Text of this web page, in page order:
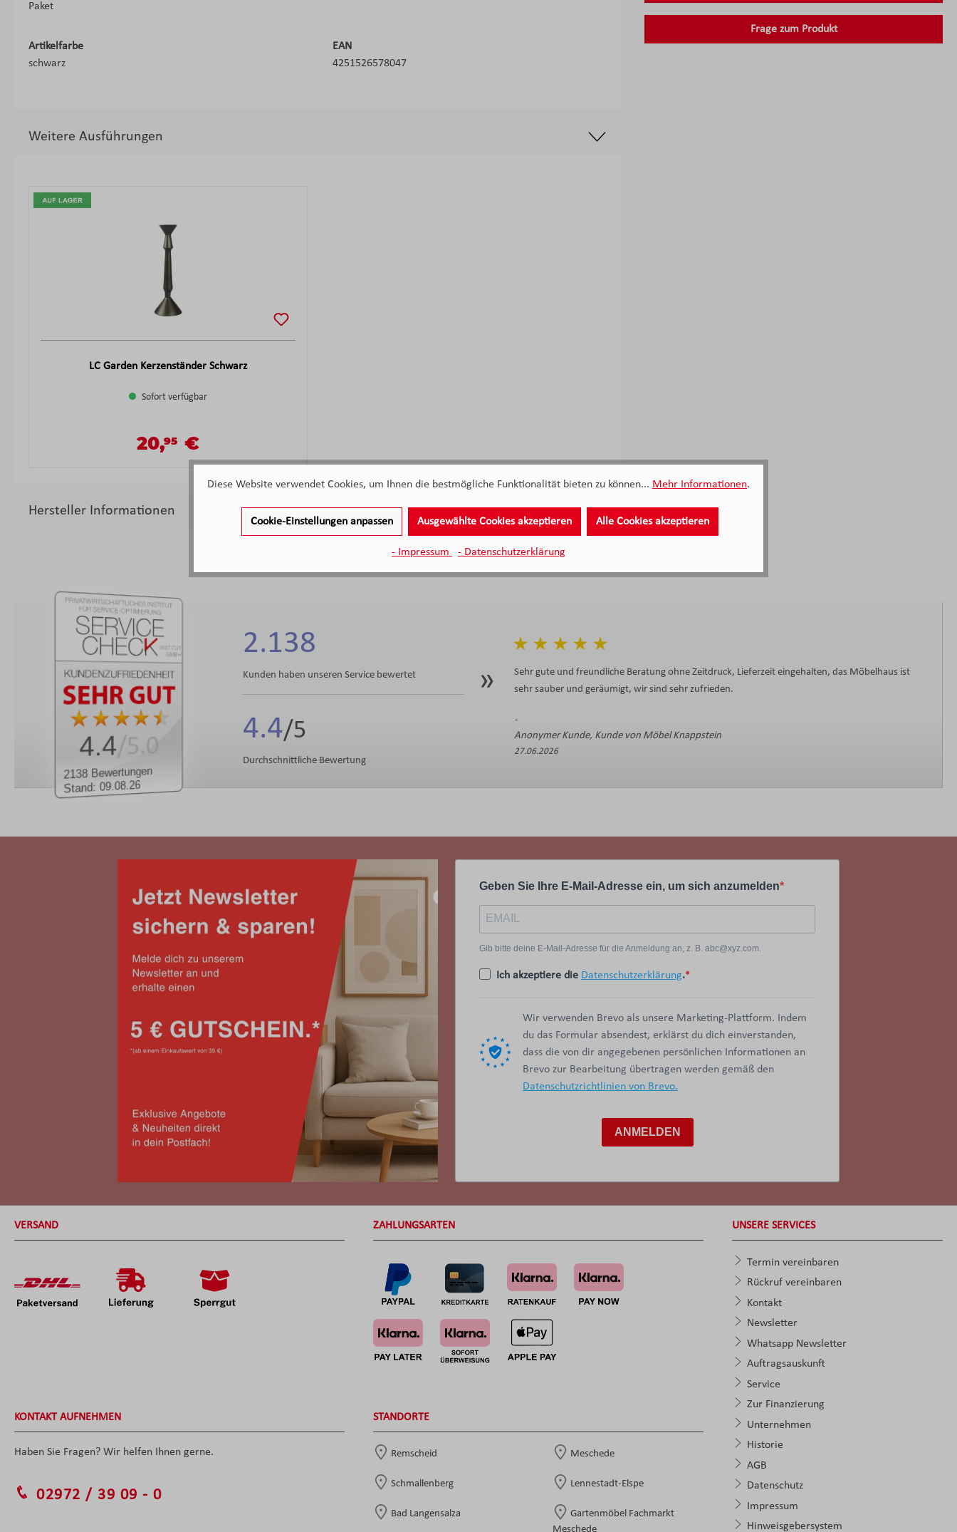
Frage zum Produkt
Paket
Artikelfarbe
schwarz
EAN
4251526578047
Weitere Ausführungen
LC Garden Kerzenständer Schwarz
Sofort verfügbar
Regulärer Preis:
Verkaufspreis:
20,95 €
Hersteller Informationen
2138 Bewertungen
Stand: 09.08.26
4.4/5.0
2.138
Kunden haben unseren Service bewertet
4.4
Durchschnittliche Bewertung
Sehr gute und freundliche Beratung ohne Zeitdruck, Lieferzeit eingehalten, das Möbelhaus ist
sehr sauber und geräumigt, wir sind sehr zufrieden.
Anonymer Kunde, Kunde von Möbel Knappstein
27.06.2026
Geben Sie Ihre E-Mail-Adresse ein, um sich anzumelden
Gib bitte deine E-Mail-Adresse für die Anmeldung an, z. B. abc@xyz.com.
Ich akzeptiere die Datenschutzerklärung.
Wir verwenden Brevo als unsere Marketing-Plattform. Indem
du das Formular absendest, erklärst du dich einverstanden,
dass die von dir angegebenen persönlichen Informationen an
Brevo zur Bearbeitung übertragen werden gemäß den
Datenschutzrichtlinien von Brevo.
ANMELDEN
VERSAND ZAHLUNGSARTEN
KONTAKT AUFNEHMEN
Haben Sie Fragen? Wir helfen Ihnen gerne.
02972 / 39 09 - 0
STANDORTE
Remscheid Meschede
Schmallenberg Lennestadt-Elspe
Bad Langensalza
Gartenmöbel Fachmarkt
Meschede
UNSERE SERVICES
Termin vereinbaren
Rückruf vereinbaren
Kontakt
Newsletter
Whatsapp Newsletter
Auftragsauskunft
Service
Zur Finanzierung
Unternehmen
Historie
AGB
Datenschutz
Impressum
Hinweisgebersystem
Diese Website verwendet Cookies, um Ihnen die bestmögliche Funktionalität bieten zu können... Mehr Informationen.
Cookie-Einstellungen anpassen Ausgewählte Cookies akzeptieren Alle Cookies akzeptieren
- Impressum - Datenschutzerklärung